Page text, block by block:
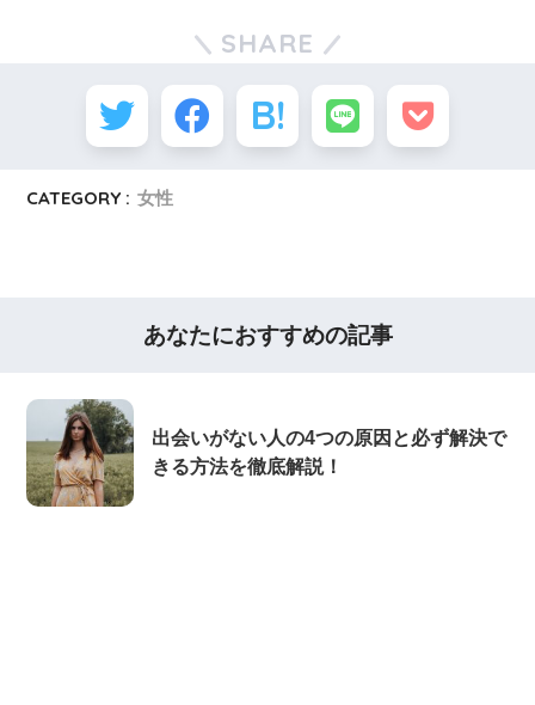
SHARE
CATEGORY : 女性
あなたにおすすめの記事
出会いがない人の4つの原因と必ず解決で
きる方法を徹底解説！